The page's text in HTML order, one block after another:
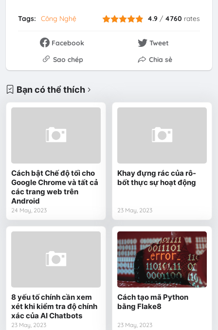
Tags: Công Nghệ 4.9 / 4760 rates
Facebook
Tweet
Sao chép
Chia sẻ
Bạn có thể thích
Cách bật Chế độ tối cho
Google Chrome và tất cả
các trang web trên
Android
24 May, 2023
Khay đựng rác của rô-
bốt thực sự hoạt động
23 May, 2023
8 yếu tố chính cần xem
xét khi kiểm tra độ chính
xác của AI Chatbots
23 May, 2023
Cách tạo mã Python
bằng Flake8
23 May, 2023